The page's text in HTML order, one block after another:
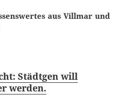
aus Villmar und
Städtgen will
werden.